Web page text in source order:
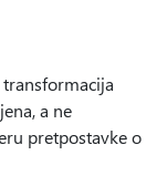
a ne
pretpostavke o